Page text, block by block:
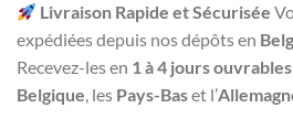
Livraison Rapide et Sécurisée
expédiées depuis nos dépôts en
Recevez-les en 1 à 4 jours ouvrables
Belgique, les Pays-Baset l’